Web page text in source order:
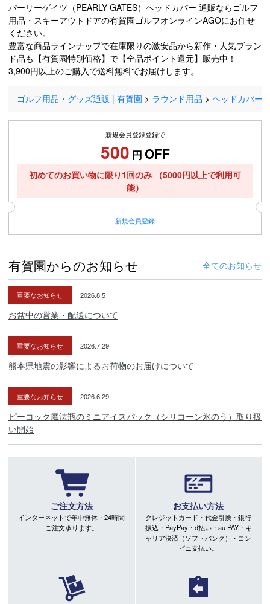
パーリーゲイツ（PEARLY GATES）ヘッドカバー 通販ならゴルフ
用品・スキーアウトドアの有賀園ゴルフオンラインAGOにお任せ
ください。
豊富な商品ラインナップで在庫限りの激安品から新作・人気ブラン
ド品も【有賀園特別価格】で【全品ポイント還元】販売中！
3,900円以上のご購入で送料無料でお届けします。
ゴルフ用品・グッズ通販 | 有賀園 ラウンド用品 ヘッドカバー
新規会員登録登録で
500 円 OFF
初めてのお買い物に限り1回のみ
（5000円以上で利用可
能）
新規会員登録
有賀園からのお知らせ 全てのお知らせ
重要なお知らせ 2026.8.5
お盆中の営業・配送について
重要なお知らせ 2026.7.29
熊本県地震の影響によるお荷物のお届けについて
重要なお知らせ 2026.6.29
ピーコック魔法瓶のミニアイスパック（シリコーン氷のう）取り扱
い開始
ご注文方法
インターネットで年中無休・24時間
ご注文承ります。
お支払い方法
クレジットカード・代金引換・銀行
振込・PayPay・d払い・au PAY・キ
ャリア決済（ソフトバンク）・コン
ビニ支払い。